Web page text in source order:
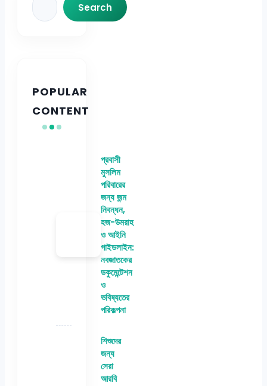
Search
Search
POPULAR
CONTENT
প্রবাসী
মুসলিম
পরিবারের
জন্য জন্ম
নিবন্ধন,
হজ-উমরাহ
ও আইনি
গাইডলাইন:
নবজাতকের
ডকুমেন্টেশন
ও
ভবিষ্যতের
পরিকল্পনা
শিশুদের
জন্য
সেরা
আরবি